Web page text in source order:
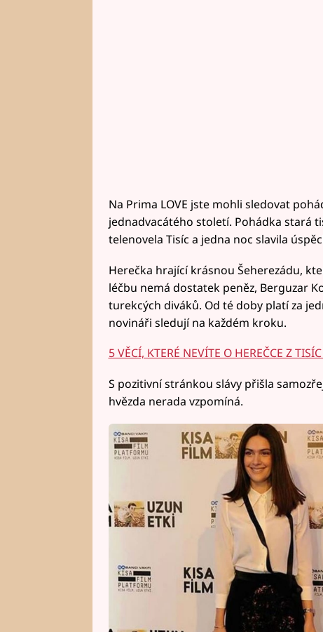
Na Prima LOVE jste mohli sledovat
jednadvacátého století. Pohádka stará
telenovela Tisíc a jedna noc slavila
Herečka hrající krásnou Šeherezádu,
léčbu nemá dostatek peněz, Berguzar
turekcých diváků. Od té doby platí za
novináři sledují na každém kroku.
5 VĚCÍ, KTERÉ NEVÍTE O HEREČCE Z
S pozitivní stránkou slávy přišla
hvězda nerada vzpomíná.